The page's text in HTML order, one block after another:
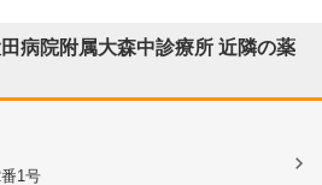
病院附属大森中診療所 近隣の薬
1号